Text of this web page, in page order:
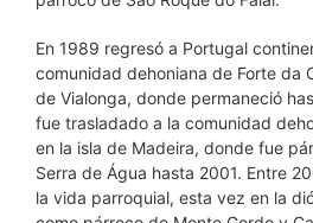
En 1989 regresó a Portugal
comunidad dehoniana de Forte da
de Vialonga, donde permaneció
fue trasladado a la comunidad
en la isla de Madeira, donde fue
Serra de Água hasta 2001. Entre
la vida parroquial, esta vez en la